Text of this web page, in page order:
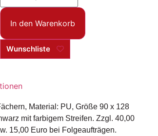
In den Warenkorb
Wunschliste
Material: PU, Größe 90 x 128
mit farbigem Streifen. Zzgl. 40,00
15,00 Euro bei Folgeaufträgen.